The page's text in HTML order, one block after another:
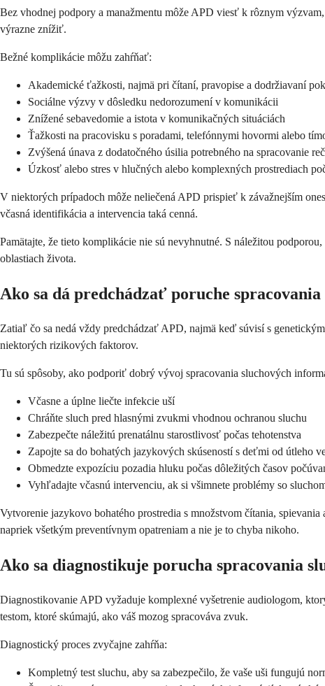
Bez vhodnej podpory a manažmentu môže APD viesť k rôznym
výrazne znížiť.
Bežné komplikácie môžu zahŕňať:
Akademické ťažkosti, najmä pri čítaní, pravopise a dodržiavaní
Sociálne výzvy v dôsledku nedorozumení v komunikácii
Znížené sebavedomie a istota v komunikačných situáciách
Ťažkosti na pracovisku s poradami, telefónnymi hovormi alebo
Zvýšená únava z dodatočného úsilia potrebného na spracovanie
Úzkosť alebo stres v hlučných alebo komplexných prostrediach
V niektorých prípadoch môže neliečená APD prispieť k závažnejším
včasná identifikácia a intervencia taká cenná.
Pamätajte, že tieto komplikácie nie sú nevyhnutné. S náležitou
oblastiach života.
Ako sa dá predchádzať poruche
Zatiaľ čo sa nedá vždy predchádzať APD, najmä keď súvisí s
niektorých rizikových faktorov.
Tu sú spôsoby, ako podporiť dobrý vývoj spracovania sluchových
Včasne a úplne liečte infekcie uší
Chráňte sluch pred hlasnými zvukmi vhodnou ochranou sluchu
Zabezpečte náležitú prenatálnu starostlivosť počas tehotenstva
Zapojte sa do bohatých jazykových skúseností s deťmi od útleho
Obmedzte expozíciu pozadia hluku počas dôležitých časov
Vyhľadajte včasnú intervenciu, ak si všimnete problémy so
Vytvorenie jazykovo bohatého prostredia s množstvom čítania,
napriek všetkým preventívnym opatreniam a nie je to chyba nikoho.
Ako sa diagnostikuje porucha spracovania
Diagnostikovanie APD vyžaduje komplexné vyšetrenie audiologom,
testom, ktoré skúmajú, ako váš mozog spracováva zvuk.
Diagnostický proces zvyčajne zahŕňa:
Kompletný test sluchu, aby sa zabezpečilo, že vaše uši fungujú